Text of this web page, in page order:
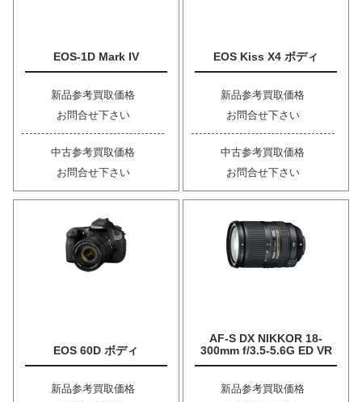
EOS-1D Mark IV
新品参考買取価格
お問合せ下さい
中古参考買取価格
お問合せ下さい
EOS Kiss X4 ボディ
新品参考買取価格
お問合せ下さい
中古参考買取価格
お問合せ下さい
EOS 60D ボディ
新品参考買取価格
AF-S DX NIKKOR 18-
300mm f/3.5-5.6G ED VR
新品参考買取価格